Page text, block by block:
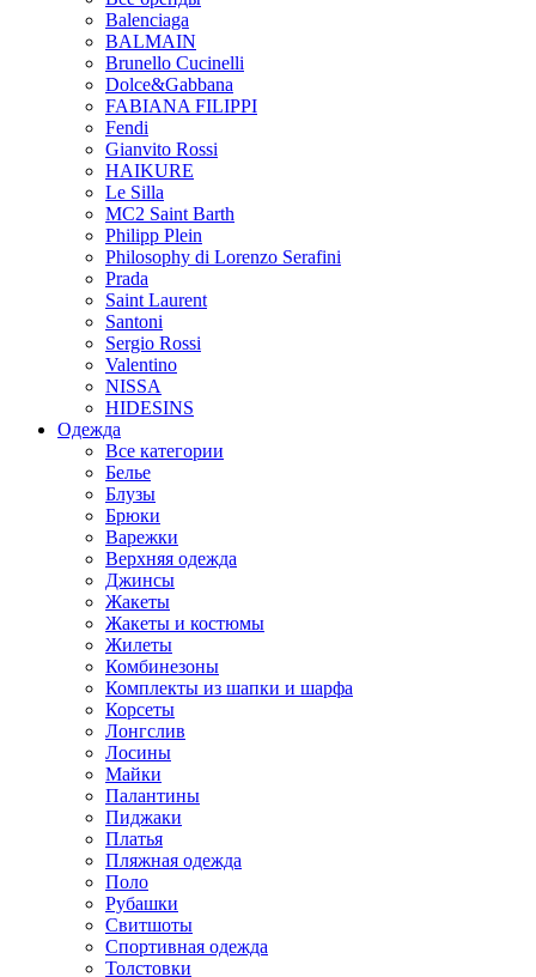
Balenciaga
BALMAIN
Brunello Cucinelli
Dolce&Gabbana
FABIANA FILIPPI
Fendi
Gianvito Rossi
HAIKURE
Le Silla
MC2 Saint Barth
Philipp Plein
Philosophy di Lorenzo Serafini
Prada
Saint Laurent
Santoni
Sergio Rossi
Valentino
NISSA
HIDESINS
Одежда
Все категории
Белье
Блузы
Брюки
Варежки
Верхняя одежда
Джинсы
Жакеты
Жакеты и костюмы
Жилеты
Комбинезоны
Комплекты из шапки и шарфа
Корсеты
Лонгслив
Лосины
Майки
Палантины
Пиджаки
Платья
Пляжная одежда
Поло
Рубашки
Свитшоты
Спортивная одежда
Толстовки